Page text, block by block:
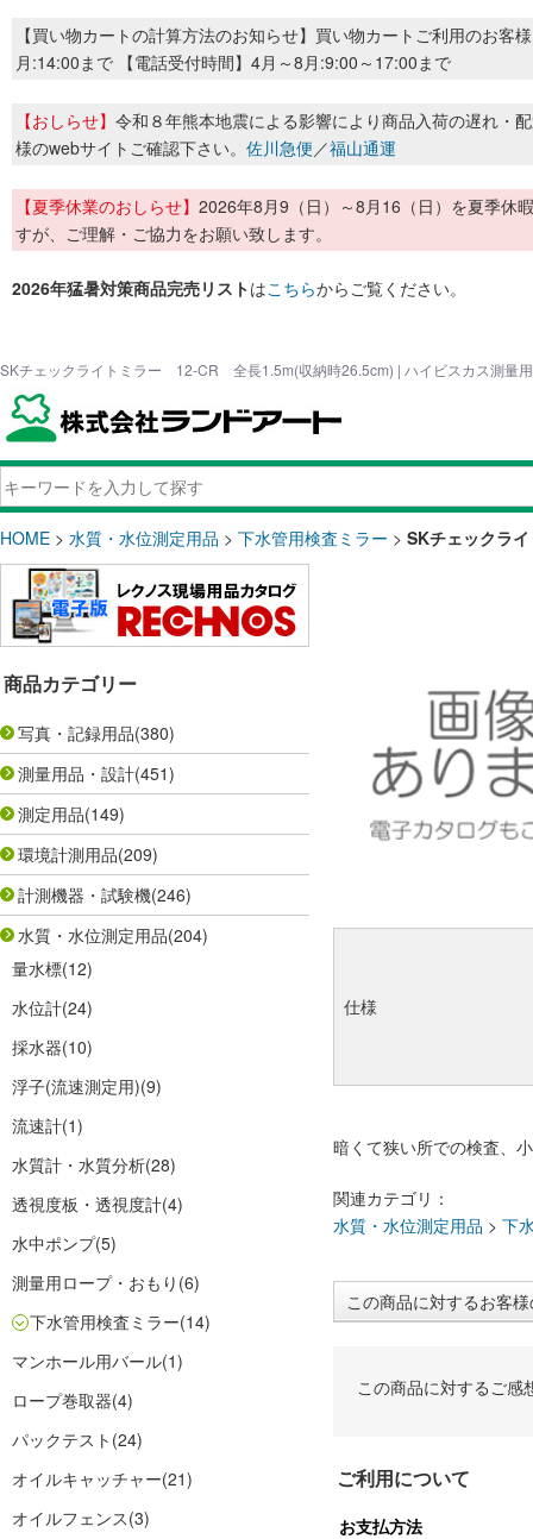
【買い物カートの計算方法のお知らせ】買い物カートご利用のお客
月:14:00まで 【電話受付時間】4月～8月:9:00～17:00まで
【おしらせ】 令和８年熊本地震による影響により商品入荷の遅れ・
様のwebサイトご確認下さい。 佐川急便／福山通運
【夏季休業のおしらせ】 2026年8月9（日）～8月16（日）を夏季休
すが、ご理解・ご協力をお願い致します。
2026年猛暑対策商品完売リストはこちらからご覧ください。
SKチェックライトミラー 12-CR 全長1.5m(収納時26.5cm) | ハイビスカス測量
HOME > 水質・水位測定用品 > 下水管用検査ミラー > SKチェックラ
商品カテゴリー
写真・記録用品(380)
測量用品・設計(451)
測定用品(149)
環境計測用品(209)
計測機器・試験機(246)
水質・水位測定用品(204)
量水標(12)
水位計(24)
採水器(10)
浮子(流速測定用)(9)
流速計(1)
水質計・水質分析(28)
透視度板・透視度計(4)
水中ポンプ(5)
測量用ロープ・おもり (6)
下水管用検査ミラー(14)
マンホール用バール(1)
ロープ巻取器(4)
パックテスト (24)
オイルキャッチャー(21)
オイルフェンス(3)
仕様
暗くて狭い所での検査、
関連カテゴリ：
水質・水位測定用品 > 下
この商品に対するお客
この商品に対するご感
ご利用について
お支払方法